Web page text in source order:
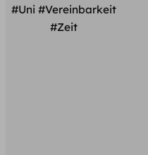
#Uni #Vereinbarkeit
#Zeit